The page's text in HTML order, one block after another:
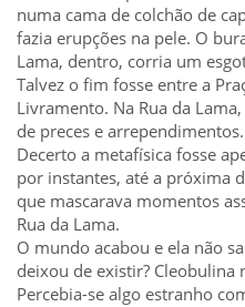
numa cama de colchão de
fazia erupções na pele. O
Lama, dentro, corria um
Talvez o fim fosse entre a
Livramento. Na Rua da
de preces e arrependimentos.
Decerto a metafísica fosse
por instantes, até a próxima
que mascarava momentos
Rua da Lama.
O mundo acabou e ela não
deixou de existir? Cleobulina
Percebia-se algo estranho